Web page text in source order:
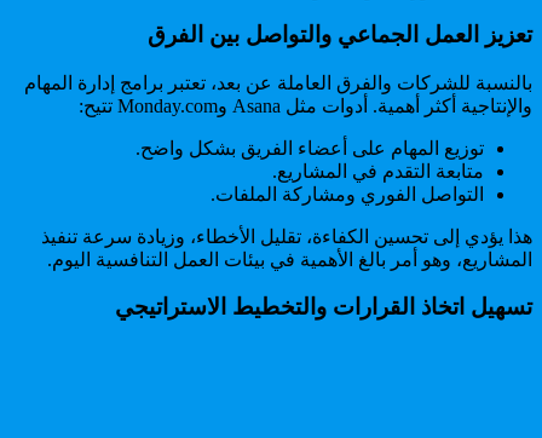
تعزيز العمل الجماعي والتواصل بين الفرق
بالنسبة للشركات والفرق العاملة عن بعد، تعتبر برامج إدارة المهام
والإنتاجية أكثر أهمية. أدوات مثل Asana وMonday.com تتيح:
توزيع المهام على أعضاء الفريق بشكل واضح.
متابعة التقدم في المشاريع.
التواصل الفوري ومشاركة الملفات.
هذا يؤدي إلى تحسين الكفاءة، تقليل الأخطاء، وزيادة سرعة تنفيذ
المشاريع، وهو أمر بالغ الأهمية في بيئات العمل التنافسية اليوم.
تسهيل اتخاذ القرارات والتخطيط الاستراتيجي